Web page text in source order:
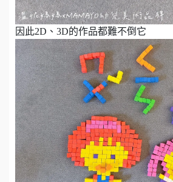
因此2D、3D的作品都難不倒它